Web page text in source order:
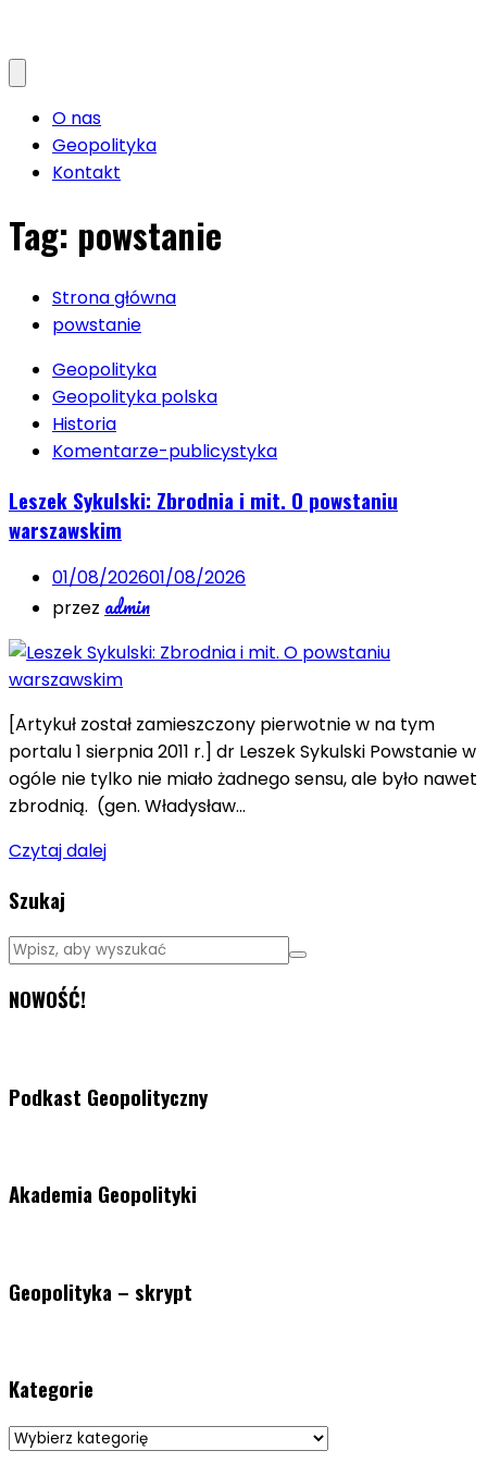
O nas
Geopolityka
Kontakt
Tag: powstanie
Strona główna
powstanie
Geopolityka
Geopolityka polska
Historia
Komentarze-publicystyka
Leszek Sykulski: Zbrodnia i mit. O powstaniu
warszawskim
01/08/202601/08/2026
przez admin
[Artykuł został zamieszczony pierwotnie w na tym
portalu 1 sierpnia 2011 r.] dr Leszek Sykulski Powstanie w
ogóle nie tylko nie miało żadnego sensu, ale było nawet
zbrodnią. (gen. Władysław…
Czytaj dalej
Szukaj
NOWOŚĆ!
Podkast Geopolityczny
Akademia Geopolityki
Geopolityka – skrypt
Kategorie
Kategorie